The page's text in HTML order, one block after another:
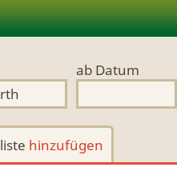
ab Datum
hinzufügen